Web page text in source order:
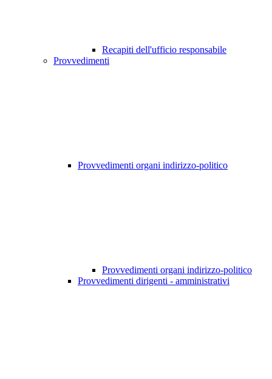
Recapiti dell'ufficio responsabile
Provvedimenti
Provvedimenti organi indirizzo-politico
Provvedimenti organi indirizzo-politico
Provvedimenti dirigenti - amministrativi